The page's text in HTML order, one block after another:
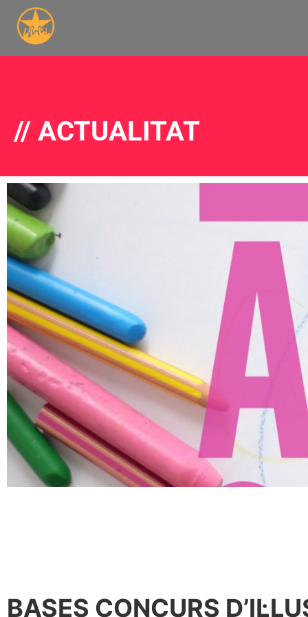
// ACTUALITAT
BASES CONCURS